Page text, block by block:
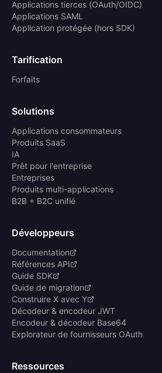
Applications tierces (OAuth/OIDC)
Applications SAML
Application protégée (hors SDK)
Tarification
Forfaits
Solutions
Applications consommateurs
Produits SaaS
IA
Prêt pour l'entreprise
Entreprises
Produits multi-applications
B2B + B2C unifié
Développeurs
Documentation
Références API
Guide SDK
Guide de migration
Construire X avec Y
Décodeur & encodeur JWT
Encodeur & décodeur Base64
Explorateur de fournisseurs OAuth
Ressources